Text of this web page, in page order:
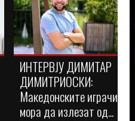
ИНТЕРВЈУ ДИМИТАР
ДИМИТРИОСКИ:
Македонските играчи
мора да излезат од...